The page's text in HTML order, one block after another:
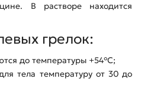
В растворе находится
грелок:
до температуры +54°С;
тела температуру от 30 до